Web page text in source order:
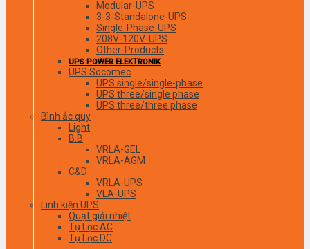
Modular-UPS
3-3-Standalone-UPS
Single-Phase-UPS
208V-120V-UPS
Other-Products
UPS POWER ELEKTRONIK
UPS Socomec
UPS single/single-phase
UPS three/single phase
UPS three/three phase
Bình ắc quy
Light
B.B
VRLA-GEL
VRLA-AGM
C&D
VRLA-UPS
VLA-UPS
Linh kiện UPS
Quạt giải nhiệt
Tụ Lọc AC
Tụ Lọc DC